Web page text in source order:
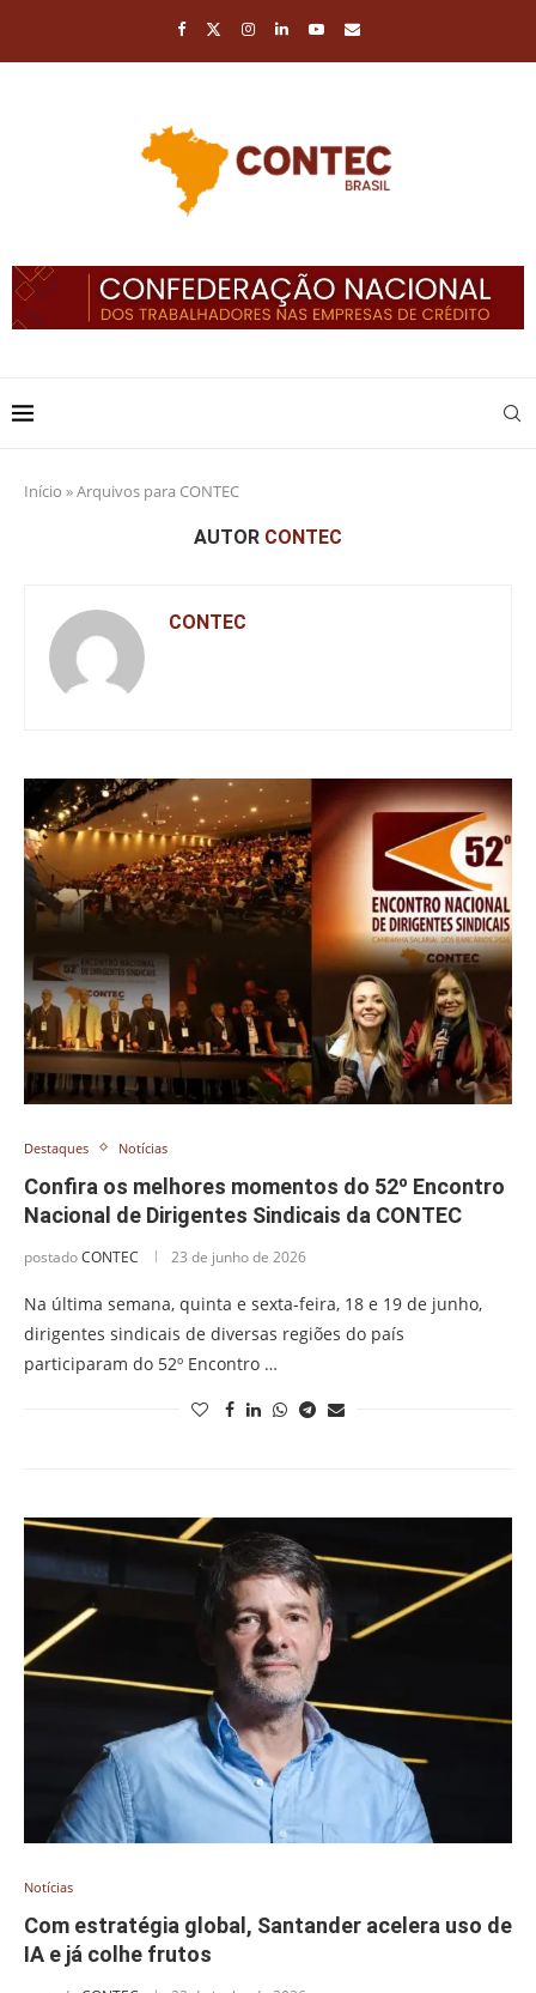
Início »Arquivos para CONTEC
AUTOR CONTEC
CONTEC
Destaques Notícias
Confira os melhores momentos do 52º Encontro
Nacional de Dirigentes Sindicais da CONTEC
postadoCONTEC 23 de junho de 2026
Na última semana, quinta e sexta-feira, 18 e 19 de junho,
dirigentes sindicais de diversas regiões do país
participaram do 52º Encontro …
Notícias
Com estratégia global, Santander acelera uso de
IA e já colhe frutos